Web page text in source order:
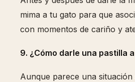
mima a tu gato para que
con momentos de cariño y
9. ¿Cómo darle una pastilla
Aunque parece una situación